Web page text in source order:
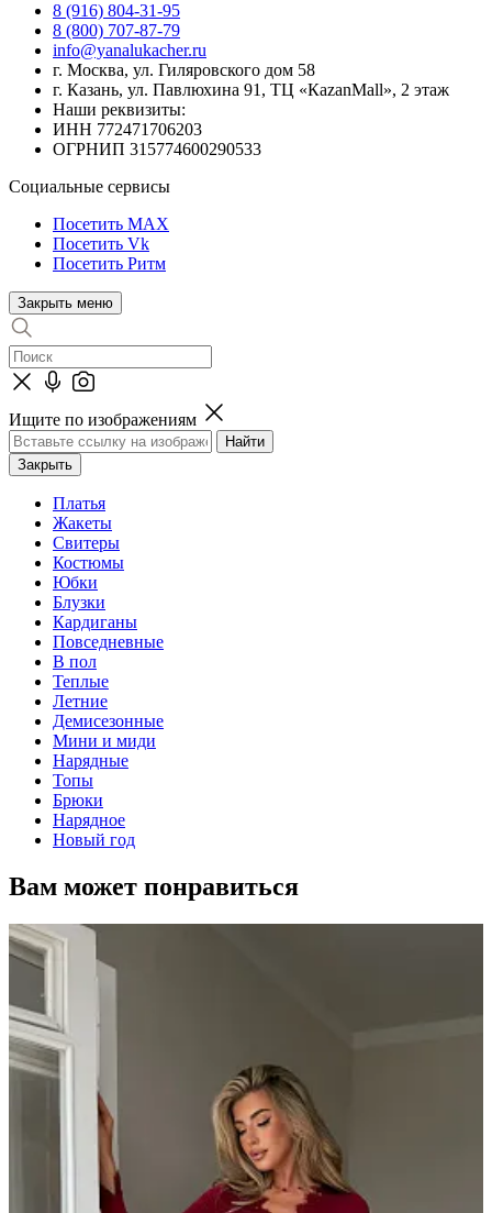
8 (916) 804-31-95
8 (800) 707-87-79
info@yanalukacher.ru
г. Москва, ул. Гиляровского дом 58
г. Казань, ул. Павлюхина 91, ТЦ «КazanMall», 2 этаж
Наши реквизиты:
ИНН 772471706203
ОГРНИП 315774600290533
Социальные сервисы
Посетить MAX
Посетить Vk
Посетить Ритм
Закрыть меню
Ищите по изображениям
Закрыть
Платья
Жакеты
Свитеры
Костюмы
Юбки
Блузки
Кардиганы
Повседневные
В пол
Теплые
Летние
Демисезонные
Мини и миди
Нарядные
Топы
Брюки
Нарядное
Новый год
Вам может понравиться